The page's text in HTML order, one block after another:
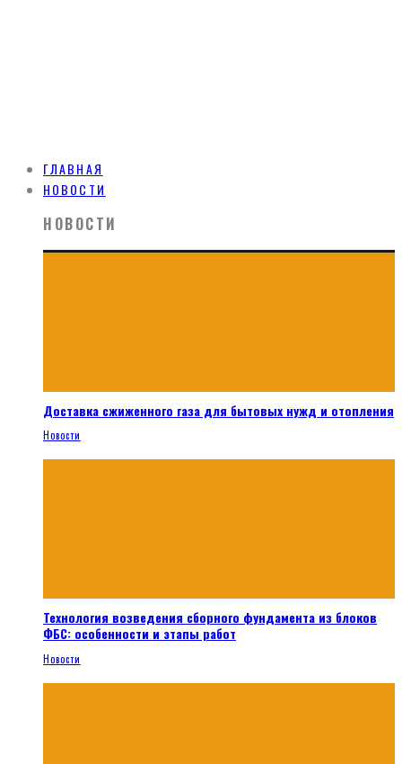
ГЛАВНАЯ
НОВОСТИ
НОВОСТИ
Доставка сжиженного газа для бытовых нужд и отопления
Новости
Технология возведения сборного фундамента из блоков
ФБС: особенности и этапы работ
Новости